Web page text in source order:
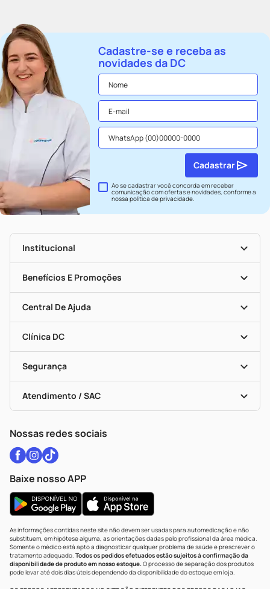
Cadastre-se e receba as
novidades da DC
Ao se cadastrar você concorda em receber
comunicação com ofertas e novidades, conforme a
nossapolítica de privacidade.
Cadastrar
Institucional
Nossas Lojas
Seja Uma Loja Parceira
Mapa De Categorias
Benefícios E Promoções
Convênios
Programa Popular Do Brasil
Encarte De Ofertas
Dermaclub
Cupons E Ofertas
Black Friday
Central De Ajuda
Recompra Programada
Alomed
Formas De Pagamento
Troca E Devolução
Bulas De A A Z
Políticas De Marketplace
Clínica DC
Serviços Farmacêuticos
Testes Rápidos
Autoteste Covid-19
Vacinas
Segurança
Portal Da Privacidade
Atendimento / SAC
Nossas redes sociais
Baixe nosso APP
As informações contidas neste site não devem ser usadas para automedicação e não
substituem, em hipótese alguma, as orientações dadas pelo profissional da área médica.
Somente o médico está apto a diagnosticar qualquer problema de saúde e prescrever o
tratamento adequado. Todos os pedidos efetuados estão sujeitos à confirmação da
disponibilidade de produto em nosso estoque.O processo de separação dos produtos
pode levar até dois dias úteis dependendo da disponibilidade do estoque em loja.